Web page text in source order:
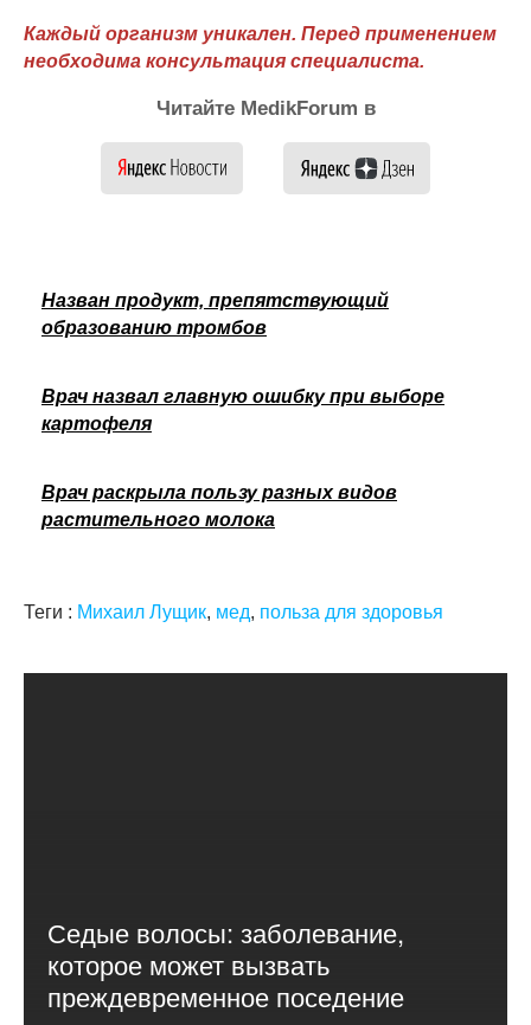
Каждый организм уникален. Перед применением
необходима консультация специалиста.
Читайте MedikForum в
Назван продукт, препятствующий
образованию тромбов
Врач назвал главную ошибку при выборе
картофеля
Врач раскрыла пользу разных видов
растительного молока
Теги : Михаил Лущик, мед, польза для здоровья
Седые волосы: заболевание,
которое может вызвать
преждевременное поседение